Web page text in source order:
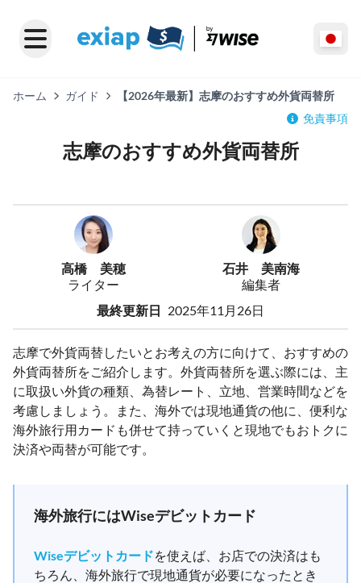
ホーム ガイド
【2026年最新】志摩のおすすめ外貨両替所
免責事項
志摩のおすすめ外貨両替所
高橋 美穂
ライター
石井 美南海
編集者
最終更新日 2025年11月26日
志摩で外貨両替したいとお考えの方に向けて、おすすめの
外貨両替所をご紹介します。外貨両替所を選ぶ際には、主
に取扱い外貨の種類、為替レート、立地、営業時間などを
考慮しましょう。また、海外では現地通貨の他に、便利な
海外旅行用カードも併せて持っていくと現地でもおトクに
決済や両替が可能です。
海外旅行にはWiseデビットカード
Wiseデビットカードを使えば、お店での決済はも
ちろん、海外旅行で現地通貨が必要になったとき